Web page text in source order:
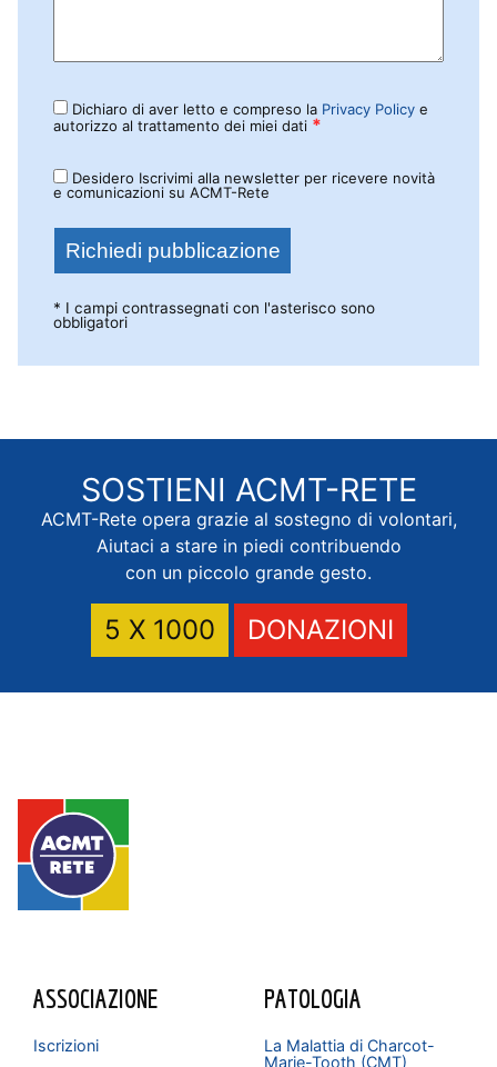
Dichiaro di aver letto e compreso la Privacy Policy e
autorizzo al trattamento dei miei dati *
Desidero Iscrivimi alla newsletter per ricevere novità
e comunicazioni su ACMT-Rete
* I campi contrassegnati con l'asterisco sono
obbligatori
SOSTIENI ACMT-RETE
ACMT-Rete opera grazie al sostegno di volontari,
Aiutaci a stare in piedi contribuendo
con un piccolo grande gesto.
5 X 1000 DONAZIONI
ASSOCIAZIONE
Iscrizioni
PATOLOGIA
La Malattia di Charcot-
Marie-Tooth (CMT)